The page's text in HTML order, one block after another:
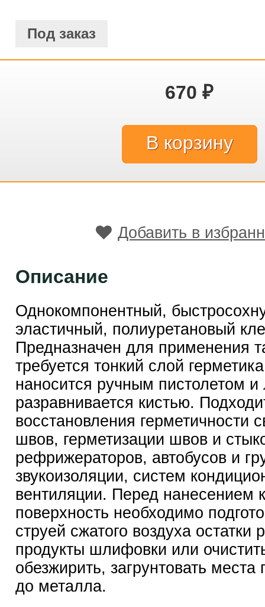
Под заказ
670 ₽
Добавить в
Описание
Однокомпонентный,
эластичный, полиуретановый
Предназначен для применения
требуется тонкий слой
наносится ручным пистолетом и
разравнивается кистью.
восстановления герметичности
швов, герметизации швов и
рефрижераторов, автобусов и
звукоизоляции, систем
вентиляции. Перед нанесением
поверхность необходимо
струей сжатого воздуха остатки
продукты шлифовки или
обезжирить, загрунтовать
до металла.